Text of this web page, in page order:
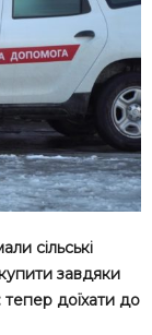
сільські
завдяки
доїхати до